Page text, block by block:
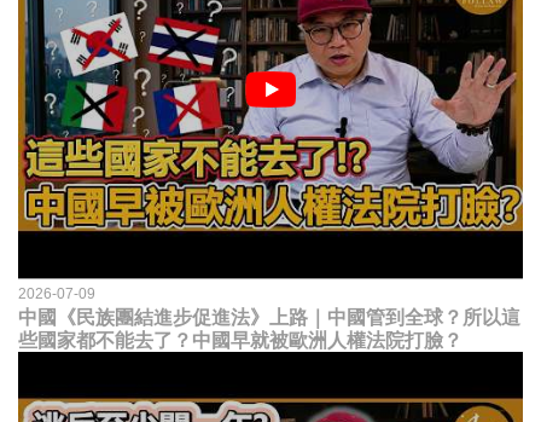
2026-07-09
中國《民族團結進步促進法》上路｜中國管到全球？所以這
些國家都不能去了？中國早就被歐洲人權法院打臉？